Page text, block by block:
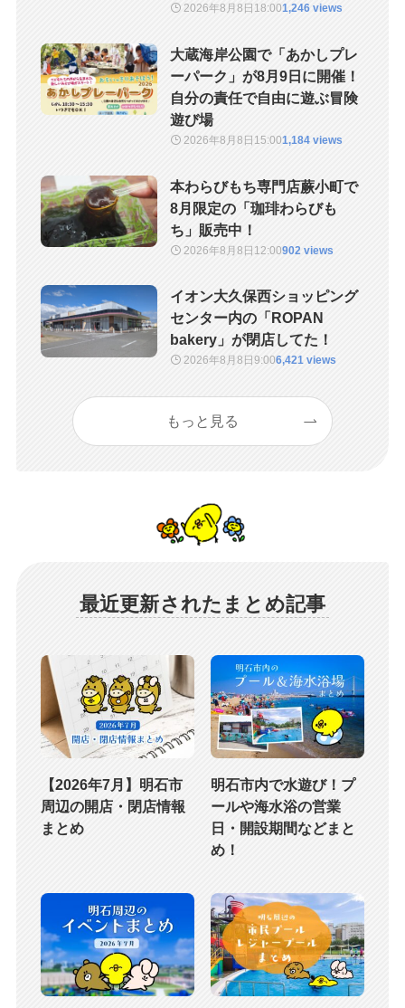
2026年8月8日 18:001,246 views
大蔵海岸公園で「あかしプレ
ーパーク」が8月9日に開催！
自分の責任で自由に遊ぶ冒険
遊び場
2026年8月8日 15:001,184 views
本わらびもち専門店蕨小町で
8月限定の「珈琲わらびも
ち」販売中！
2026年8月8日 12:00902 views
イオン大久保西ショッピング
センター内の「ROPAN
bakery」が閉店してた！
2026年8月8日9:006,421 views
もっと見る
最近更新されたまとめ記事
【2026年7月】明石市
周辺の開店・閉店情報
まとめ
明石市内で水遊び！プ
ールや海水浴の営業
日・開設期間などまと
め！